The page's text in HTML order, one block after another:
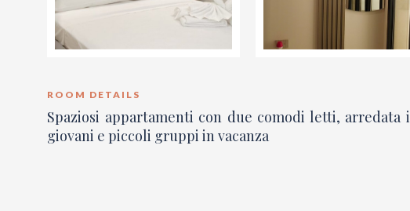
ROOM DETAILS
Spaziosi appartamenti con due comodi letti,
giovani e piccoli gruppi in vacanza